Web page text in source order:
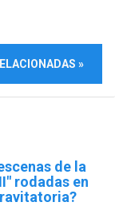
»
de la
rodadas en